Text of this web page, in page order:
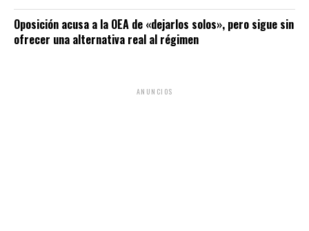
Oposición acusa a la OEA de «dejarlos solos», pero sigue sin
ofrecer una alternativa real al régimen
ANUNCIOS